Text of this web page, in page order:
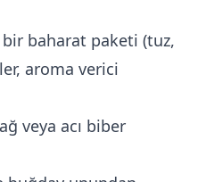
baharat paketi (tuz,
aroma verici
veya acı biber